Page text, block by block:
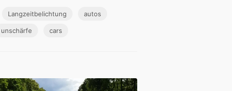
Langzeitbelichtung autos
unschärfe cars